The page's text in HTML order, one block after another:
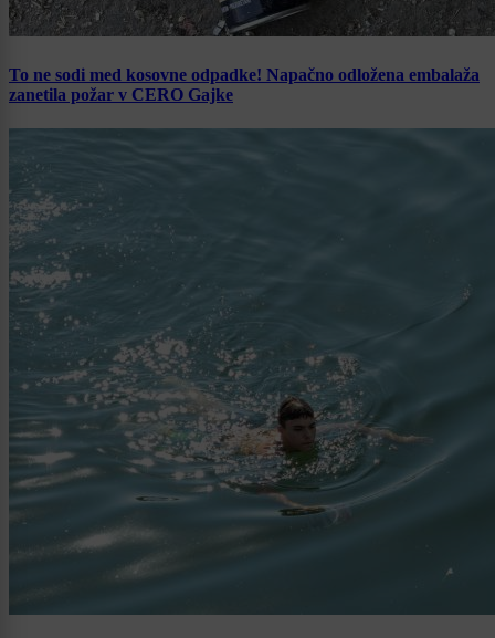
To ne sodi med kosovne odpadke! Napačno odložena embalaža
zanetila požar v CERO Gajke